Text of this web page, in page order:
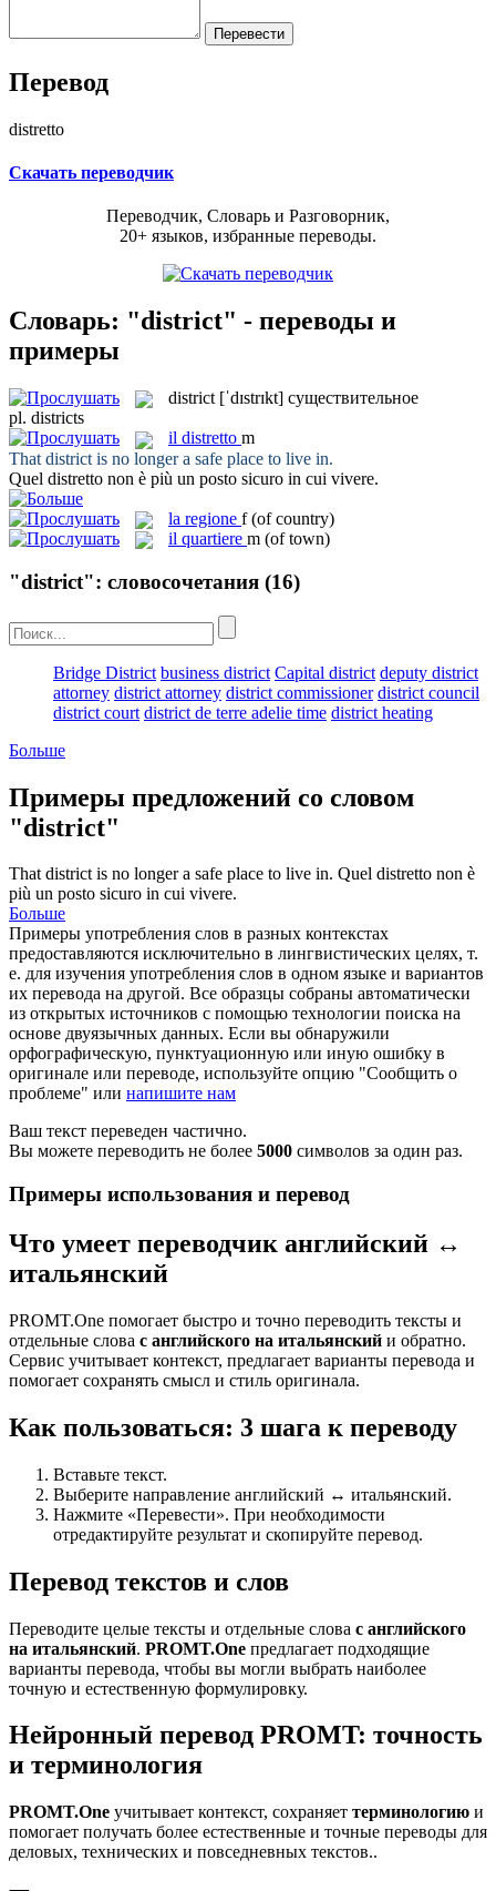
Перевод
distretto
Скачать переводчик
Переводчик, Словарь и Разговорник,
20+ языков, избранные переводы.
Словарь: "district" - переводы и
примеры
district [ˈdɪstrɪkt] существительное
pl. districts
il distretto m
That district is no longer a safe place to live in.
Quel distretto non è più un posto sicuro in cui vivere.
la regione f (of country)
il quartiere m (of town)
"district": словосочетания (16)
Bridge District business district Capital district deputy district
attorney district attorney district commissioner district council
district court district de terre adelie time district heating
Больше
Примеры предложений со словом
"district"
Thatdistrictis no longer a safe place to live in. Quel distretto non è
più un posto sicuro in cui vivere.
Больше
Примеры употребления слов в разных контекстах
предоставляются исключительно в лингвистических целях, т.
е. для изучения употребления слов в одном языке и вариантов
их перевода на другой. Все образцы собраны автоматически
из открытых источников с помощью технологии поиска на
основе двуязычных данных. Если вы обнаружили
орфографическую, пунктуационную или иную ошибку в
оригинале или переводе, используйте опцию "Сообщить о
проблеме" или напишите нам
Ваш текст переведен частично.
Вы можете переводить не более 5000 символов за один раз.
Примеры использования и перевод
Что умеет переводчик английский ↔
итальянский
PROMT.One помогает быстро и точно переводить тексты и
отдельные слова с английского на итальянский и обратно.
Сервис учитывает контекст, предлагает варианты перевода и
помогает сохранять смысл и стиль оригинала.
Как пользоваться: 3 шага к переводу
Вставьте текст.
Выберите направление английский ↔ итальянский.
Нажмите «Перевести». При необходимости
отредактируйте результат и скопируйте перевод.
Перевод текстов и слов
Переводите целые тексты и отдельные слова с английского
на итальянский. PROMT.One предлагает подходящие
варианты перевода, чтобы вы могли выбрать наиболее
точную и естественную формулировку.
Нейронный перевод PROMT: точность
и терминология
PROMT.One учитывает контекст, сохраняет терминологию и
помогает получать более естественные и точные переводы для
деловых, технических и повседневных текстов..